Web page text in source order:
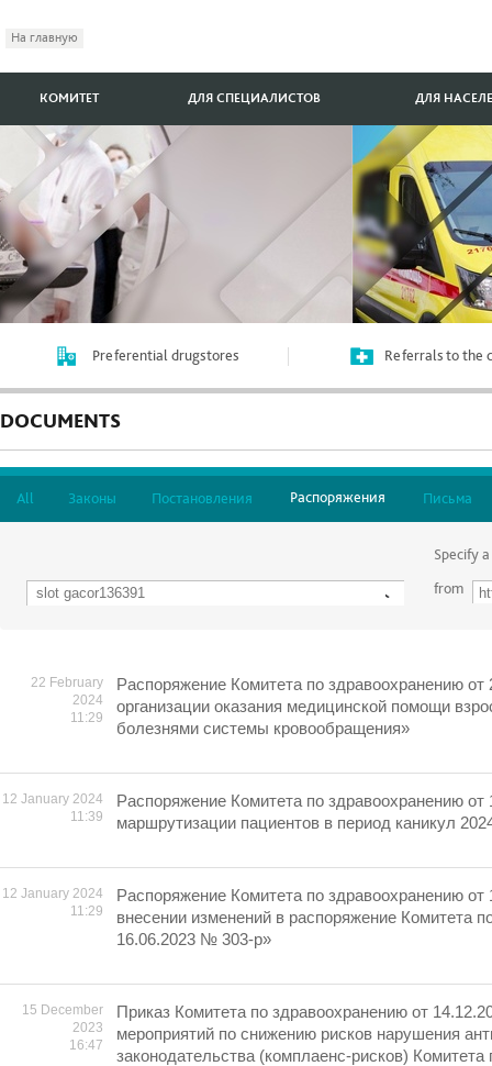
На главную
КОМИТЕТ ДЛЯ СПЕЦИАЛИСТОВ ДЛЯ
Preferential drugstores Referrals to the
DOCUMENTS
All Законы Постановления Распоряжения Письма
Specify
from
22 February
2024
11:29
Распоряжение Комитета по здравоохранению
организации оказания медицинской помощи
болезнями системы кровообращения»
12 January 2024
11:39
Распоряжение Комитета по здравоохранению
маршрутизации пациентов в период каникул
12 January 2024
11:29
Распоряжение Комитета по здравоохранению
внесении изменений в распоряжение Комитета
16.06.2023 № 303-р»
15 December
2023
16:47
Приказ Комитета по здравоохранению от
мероприятий по снижению рисков нарушения
законодательства (комплаенс-рисков)